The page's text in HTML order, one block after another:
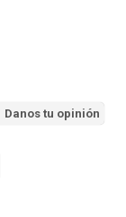
Danos tu opinión